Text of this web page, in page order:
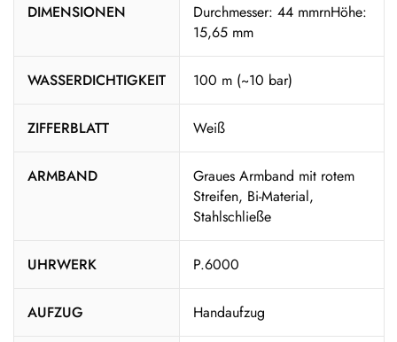
DIMENSIONEN
Durchmesser: 44 mmrnHöhe:
15,65 mm
WASSERDICHTIGKEIT 100 m (~10 bar)
ZIFFERBLATT Weiß
ARMBAND
Graues Armband mit rotem
Streifen, Bi-Material,
Stahlschließe
UHRWERK P.6000
AUFZUG Handaufzug